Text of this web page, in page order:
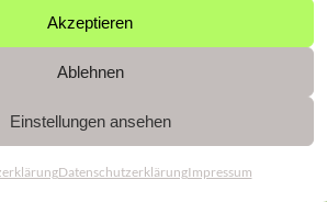
Akzeptieren
Ablehnen
Einstellungen ansehen
DatenschutzerklärungImpressum